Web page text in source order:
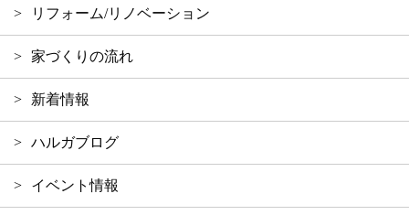
リフォーム/リノベーション
家づくりの流れ
新着情報
ハルガブログ
イベント情報